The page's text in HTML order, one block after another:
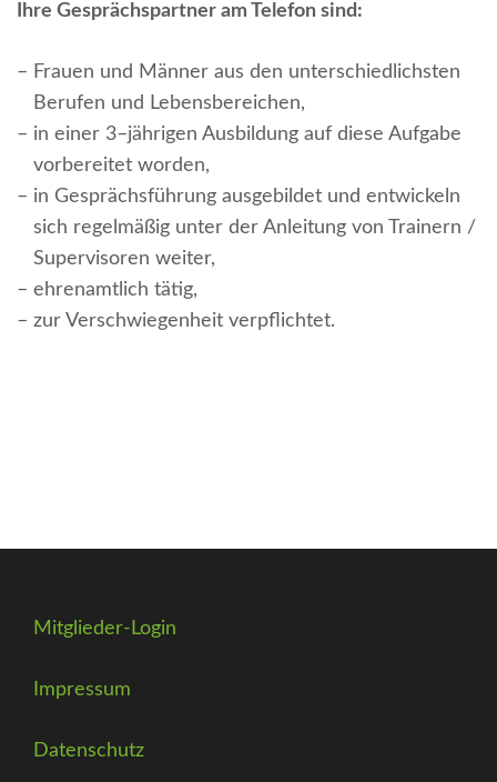
Ihre Gesprächspartner am Telefon sind:
– Frauen und Männer aus den unterschiedlichsten
Berufen und Lebensbereichen,
– in einer 3–jährigen Ausbildung auf diese Aufgabe
vorbereitet worden,
– in Gesprächsführung ausgebildet und entwickeln
sich regelmäßig unter der Anleitung von Trainern /
Supervisoren weiter,
– ehrenamtlich tätig,
– zur Verschwiegenheit verpflichtet.
Mitglieder-Login
Impressum
Datenschutz